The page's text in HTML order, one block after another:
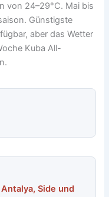
von 24–29°C. Mai bis
Günstigste
aber das Wetter
Kuba All-
Side und